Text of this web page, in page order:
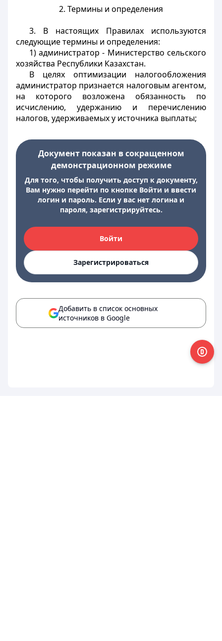
2. Термины и определения
3. В настоящих Правилах используются
следующие термины и определения:
1) администратор - Министерство сельского
хозяйства Республики Казахстан.
В целях оптимизации налогообложения
администратор признается налоговым агентом,
на которого возложена обязанность по
исчислению, удержанию и перечислению
налогов, удерживаемых у источника выплаты;
Документ показан в сокращенном
демонстрационном режиме
Для того, чтобы получить доступ к документу,
Вам нужно перейти по кнопке Войти и ввести
логин и пароль. Если у вас нет логина и
пароля, зарегистрируйтесь.
Войти
Зарегистрироваться
Добавить в список основных
источников в Google